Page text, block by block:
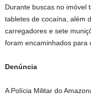
Durante buscas no imóvel
tabletes de cocaína, além
carregadores e sete
foram encaminhados para
Denúncia
A Polícia Militar do